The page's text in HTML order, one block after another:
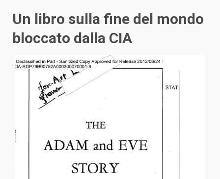
Un libro sulla fine del mondo
bloccato dalla CIA